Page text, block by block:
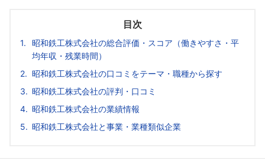
目次
昭和鉄工株式会社の総合評価・スコア（働きやすさ・平
均年収・残業時間）
昭和鉄工株式会社の口コミをテーマ・職種から探す
昭和鉄工株式会社の評判・口コミ
昭和鉄工株式会社の業績情報
昭和鉄工株式会社と事業・業種類似企業